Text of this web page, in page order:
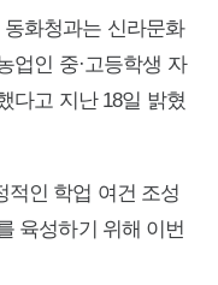
화청과는 신라문화
업인 중·고등학생 자
다고 지난 18일 밝혔
적인 학업 여건 조성
육성하기 위해 이번